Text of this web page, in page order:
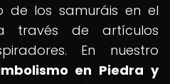
de los samuráis en el
través de artículos
En nuestro
en Piedra y